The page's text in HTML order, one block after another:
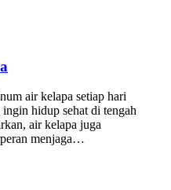
air kelapa setiap hari
hidup sehat di tengah
air kelapa juga
menjaga…